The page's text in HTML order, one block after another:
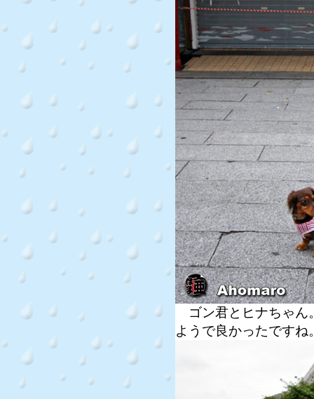
ゴン君とヒナちゃん
ようで良かったですね